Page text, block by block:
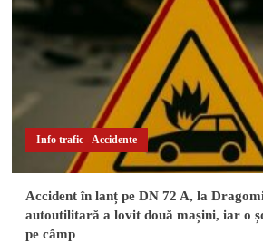
Info trafic - Accidente
Accident în lanț pe DN 72 A, la
autoutilitară a lovit două mașini, iar o
pe câmp